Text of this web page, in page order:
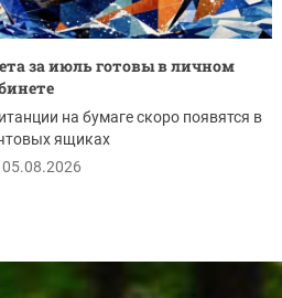
за июль готовы в личном
на бумаге скоро появятся в
ящиках
05.08.2026